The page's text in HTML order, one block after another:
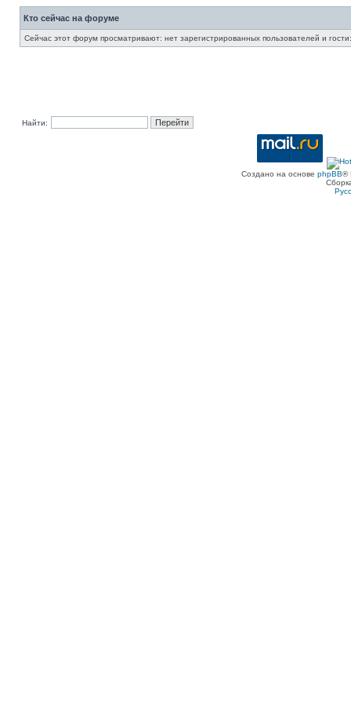
Кто сейчас на форуме
Сейчас этот форум просматривают: нет зарегистрированных пользователей и
Найти:
Создано на основе phpBB®